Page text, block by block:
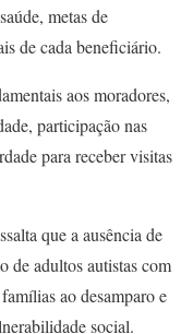
metas de
de cada beneficiário.
aos moradores,
participação nas
para receber visitas
que a ausência de
de adultos autistas com
ao desamparo e
social.